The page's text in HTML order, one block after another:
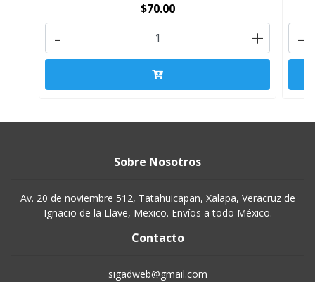
$70.00
+
- -
Sobre Nosotros
Av. 20 de noviembre 512, Tatahuicapan, Xalapa, Veracruz de
Ignacio de la Llave, Mexico. Envíos a todo México.
Contacto
sigadweb@gmail.com